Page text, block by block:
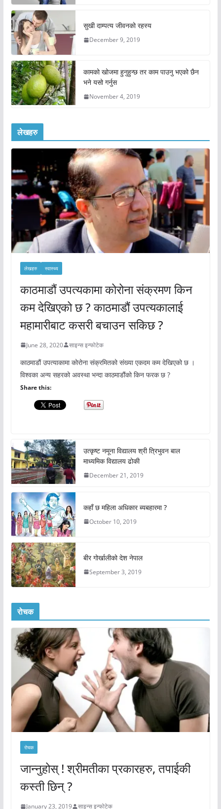
सुखी दाम्पत्य जीवनको रहस्य
December 9, 2019
कामको खोजमा हुनुहुन्छ तर काम पाउनु भएको छैन
भने यसो गर्नुस
November 4, 2019
लेखहरु
लेखहरु स्वास्थ्य
काठमाडौं उपत्यकामा कोरोना संक्रमण किन
कम देखिएको छ ? काठमाडौं उपत्यकालाई
महामारीबाट कसरी बचाउन सकिछ ?
June 28, 2020 साइन्स इन्फोटेक
काठमाडौं उपत्याकामा कोरोना संक्रमितको संख्या एकदम कम देखिएको छ ।
विश्वका अन्य सहरको अवस्था भन्दा काठमाडौंको किन फरक छ ?
Share this:
उत्कृष्ट नमूना विद्यालय श्री त्रिभुवन बाल
माध्यमिक विद्यालय ढोकी
December 21, 2019
कहाँ छ महिला अधिकार ब्यबहारमा ?
October 10, 2019
बीर गोर्खालीको देश नेपाल
September 3, 2019
रोचक
रोचक
जान्नुहोस् ! श्रीमतीका प्रकारहरु, तपाईकी
कस्ती छिन् ?
January 23, 2019 साइन्स इन्फोटेक